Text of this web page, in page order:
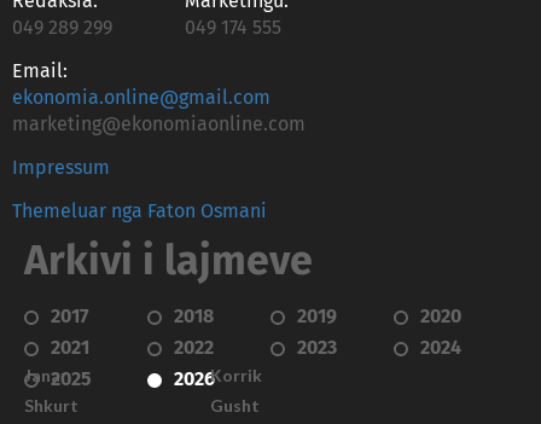
049 289 299
049 174 555
Email:
ekonomia.online@gmail.com
marketing@ekonomiaonline.com
Impressum
Themeluar nga Faton Osmani
Arkivi i lajmeve
2017 2018 2019
2020
2021
2022 2023
2024
2025
2026
Janar
Shkurt
Korrik
Gusht